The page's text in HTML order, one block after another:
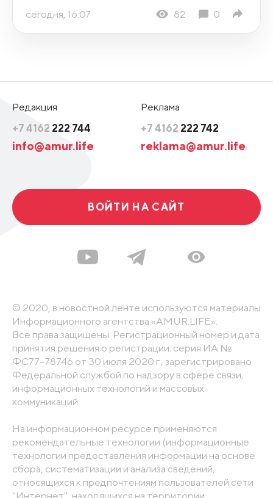
сегодня, 16:07 82 0
Редакция
+7 4162 222 744
info@amur.life
Реклама
+7 4162 222 742
reklama@amur.life
ВОЙТИ НА САЙТ
© 2020, в новостной ленте используются материалы
Информационного агентства «AMUR.LIFE».
Все права защищены. Регистрационный номер и дата
принятия решения о регистрации: серия ИА №
ФС77-78746 от 30 июля 2020 г., зарегистрировано
Федеральной службой по надзору в сфере связи,
информационных технологий и массовых
коммуникаций
На информационном ресурсе применяются
рекомендательные технологии (информационные
технологии предоставления информации на основе
сбора, систематизации и анализа сведений,
относящихся к предпочтениям пользователей сети